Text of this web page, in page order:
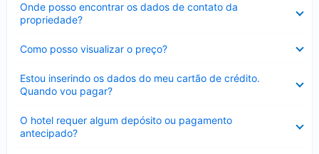
Onde posso encontrar os dados de contato da
propriedade?
Como posso visualizar o preço?
Estou inserindo os dados do meu cartão de crédito.
Quando vou pagar?
O hotel requer algum depósito ou pagamento
antecipado?